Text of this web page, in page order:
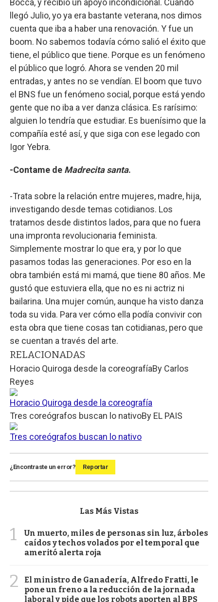
Bocca, y recibió un apoyo incondicional. Cuando
llegó Julio, yo ya era bastante veterana, nos dimos
cuenta que iba a haber una renovación. Y fue un
boom. No sabemos todavía cómo salió el éxito que
tiene, el público que tiene. Porque es un fenómeno
el público que logró. Ahora se venden 20 mil
entradas, y antes no se vendían. El boom que tuvo
el BNS fue un fenómeno social, porque está yendo
gente que no iba a ver danza clásica. Es rarísimo:
alguien lo tendría que estudiar. Es buenísimo que la
compañía esté así, y que siga con ese legado con
Igor Yebra.
-Contame de Madrecita santa.
-Trata sobre la relación entre mujeres, madre, hija,
investigando desde temas cotidianos. Los
tratamos desde distintos lados, para que no fuera
una impronta revolucionaria feminista.
Simplemente mostrar lo que era, y por lo que
pasamos todas las generaciones. Por eso en la
obra también está mi mamá, que tiene 80 años. Me
gustó que estuviera ella, que no es ni actriz ni
bailarina. Una mujer común, aunque ha visto danza
toda su vida. Para ver cómo ella podía convivir con
esta obra que tiene cosas tan cotidianas, pero que
se cuentan a través del arte.
RELACIONADAS
Horacio Quiroga desde la coreografíaBy Carlos
Reyes
Horacio Quiroga desde la coreografía
Tres coreógrafos buscan lo nativoBy EL PAIS
Tres coreógrafos buscan lo nativo
¿Encontraste un error? Reportar
Las Más Vistas
1
Un muerto, miles de personas sin luz, árboles
caídos y techos volados por el temporal que
ameritó alerta roja
2
El ministro de Ganadería, Alfredo Fratti, le
pone un freno a la reducción de la jornada
laboral y pide que los robots aporten al BPS